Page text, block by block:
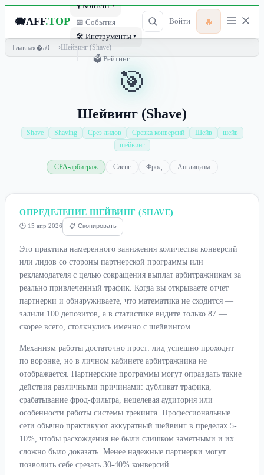
🐗AFF.TOP
🎙 Контент ▾
📅 События
🛠 Инструменты ▾
🗳 Рейтинг
Войти 🔥
Главная › Шейвинг (Shave)
🎯
Шейвинг (Shave)
Shave Shaving Срез лидов Срезка конверсий Шейв
шейв
шейвинг
CPA-арбитраж Сленг Фрод Англицизм
ОПРЕДЕЛЕНИЕ ШЕЙВИНГ (SHAVE)
🕒 15 апр 2026 📋 Скопировать
Это практика намеренного занижения количества конверсий
или лидов со стороны партнерской программы или
рекламодателя с целью сокращения выплат арбитражникам за
реально привлеченный трафик. Когда вы открываете отчет
партнерки и обнаруживаете, что математика не сходится —
залили 100 депозитов, а в статистике видите только 87 —
скорее всего, столкнулись именно с шейвингом.
Механизм работы достаточно прост: лид успешно проходит
по воронке, но в личном кабинете арбитражника не
отображается. Партнерские программы могут оправдать такие
действия различными причинами: дубликат трафика,
срабатывание фрод-фильтра, нецелевая аудитория или
особенности работы системы трекинга. Профессиональные
сети обычно практикуют аккуратный шейвинг в пределах 5-
10%, чтобы расхождения не были слишком заметными и их
сложно было доказать. Менее надежные партнерки могут
позволить себе срезать 30-40% конверсий.